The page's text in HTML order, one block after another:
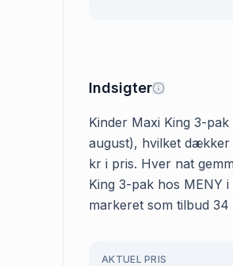
Indsigter
Kinder Maxi King 3-
august), hvilket dækker
kr i pris. Hver nat
King 3-pak hos MENY
markeret som tilbud
AKTUEL PRIS